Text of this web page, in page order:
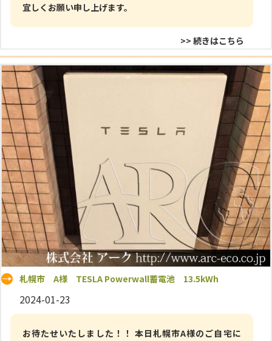
宜しくお願い申し上げます。
>> 続きはこちら
札幌市 A様 TESLA Powerwall蓄電池 13.5kWh
2024-01-23
お待たせいたしました！！ 本日札幌市A様のご自宅に